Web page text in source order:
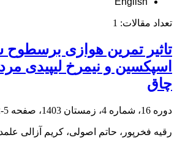
تعداد مقالات: 1
تاثیر تمرین هوازی
اسپکسین و نیمرخ لیپیدی
چاق
دوره 16، شماره 4، زمستان 1403، صفحه 5-22
رقیه فخرپور، حاتم اصولی، کریم آزالی